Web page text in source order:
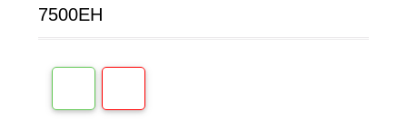
7500ЕН